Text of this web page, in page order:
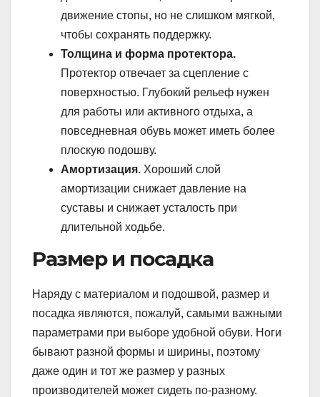
движение стопы, но не слишком мягкой,
чтобы сохранять поддержку.
Толщина и форма протектора.
Протектор отвечает за сцепление с
поверхностью. Глубокий рельеф нужен
для работы или активного отдыха, а
повседневная обувь может иметь более
плоскую подошву.
Амортизация. Хороший слой
амортизации снижает давление на
суставы и снижает усталость при
длительной ходьбе.
Размер и посадка
Наряду с материалом и подошвой, размер и
посадка являются, пожалуй, самыми важными
параметрами при выборе удобной обуви. Ноги
бывают разной формы и ширины, поэтому
даже один и тот же размер у разных
производителей может сидеть по-разному.